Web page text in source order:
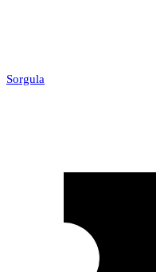
Sorgula